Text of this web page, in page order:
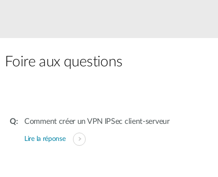
Foire aux questions
Comment créer un VPN IPSec client-serveur
Lire la réponse